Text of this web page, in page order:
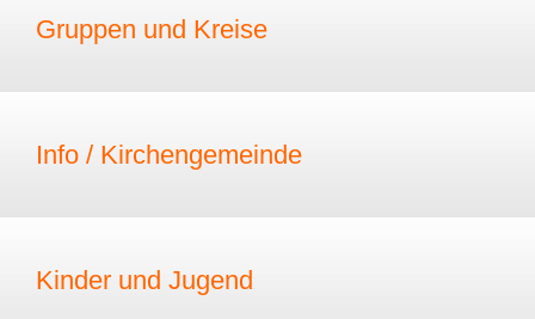
Gruppen und Kreise
Info / Kirchengemeinde
Kinder und Jugend